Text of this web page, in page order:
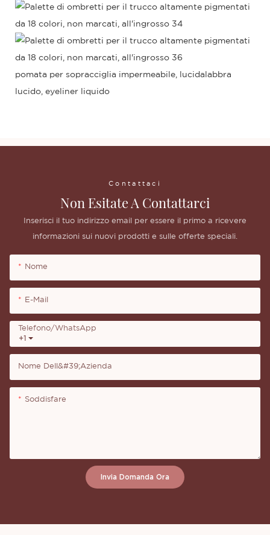
pomata per sopracciglia impermeabile, lucidalabbra
lucido, eyeliner liquido
Contattaci
Non Esitate A Contattarci
Inserisci il tuo indirizzo email per essere il primo a ricevere
informazioni sui nuovi prodotti e sulle offerte speciali.
Nome
E-Mail
+1
Telefono/WhatsApp
Nome Dell&#39;azienda
Soddisfare
Invia Domanda Ora